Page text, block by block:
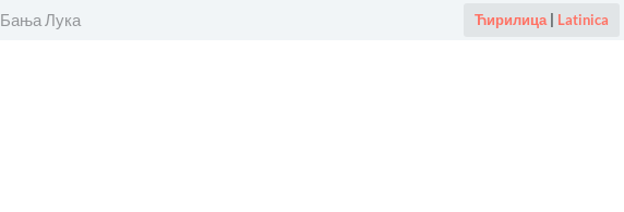
Лука Ћирилица| Latinica